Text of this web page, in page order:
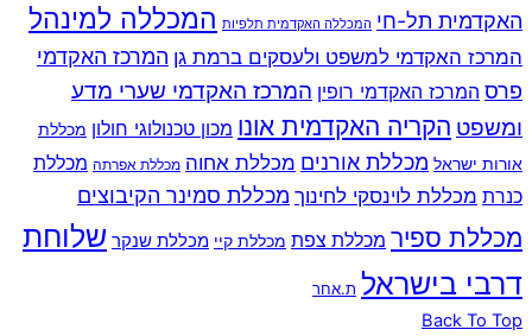
האקדמית תל-חי המכללה האקדמית תלפיות המכללה למינהל
המרכז האקדמי למשפט ולעסקים ברמת גן המרכז האקדמי
פרס המרכז האקדמי רופין המרכז האקדמי שערי מדע
ומשפט הקריה האקדמית אונו מכון טכנולוגי חולון מכללת
אורות ישראל מכללת אורנים מכללת אחוה מכללת אפרתה מכללת
כנרת מכללת לוינסקי לחינוך מכללת סמינר הקיבוצים
מכללת ספיר מכללת צפת מכללת קיי מכללת שנקר שלוחת
דרבי בישראל ת.אחר
Back To Top